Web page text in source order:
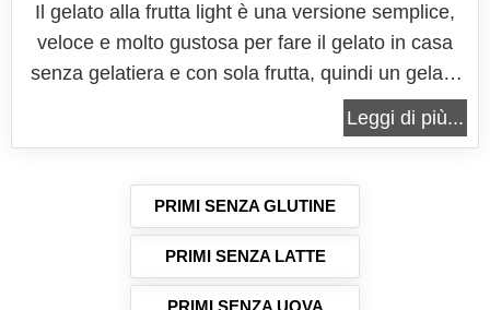
Il gelato alla frutta light è una versione semplice,
veloce e molto gustosa per fare il gelato in casa
senza gelatiera e con sola frutta, quindi un gelato
veramente super genuino, estremamente leggero
e nutriente. Inoltre un gelato così preparato è
per tutti gli...
Leggi di più...
PRIMI SENZA GLUTINE
PRIMI SENZA LATTE
PRIMI SENZA UOVA